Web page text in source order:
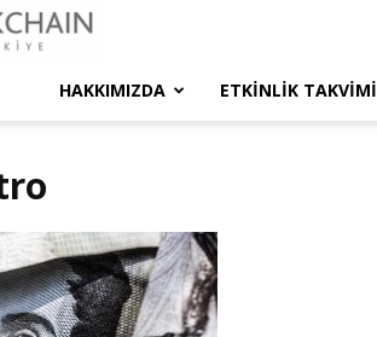
Türkiye
HAKKIMIZDA ETKINLIK TAKVIMI